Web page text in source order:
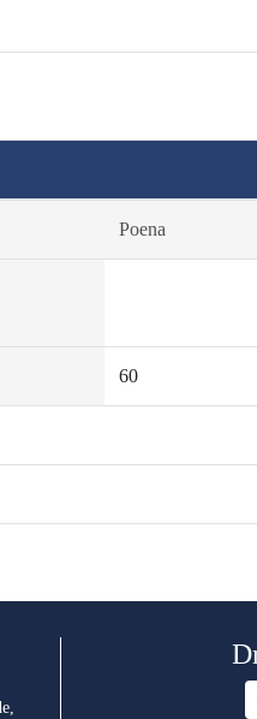
Poena
60